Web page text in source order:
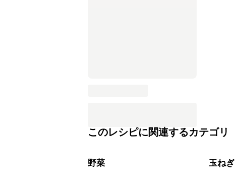
このレシピに関連するカテゴリ
野菜 玉ねぎ